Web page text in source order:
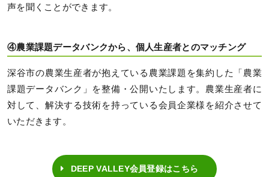
声を聞くことができます。
④農業課題データバンクから、個人生産者とのマッチング
深谷市の農業生産者が抱えている農業課題を集約した「農業
課題データバンク」を整備・公開いたします。農業生産者に
対して、解決する技術を持っている会員企業様を紹介させて
いただきます。
DEEP VALLEY会員登録はこちら